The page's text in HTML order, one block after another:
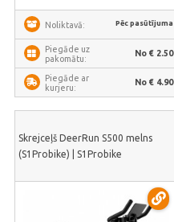
Noliktavā: Pēc pasūtījuma
Piegāde uz
pakomātu:
No € 2.50
Piegāde ar
kurjeru:
No € 4.90
Skrejceļš DeerRun S500 melns
(S1Probike) | S1Probike